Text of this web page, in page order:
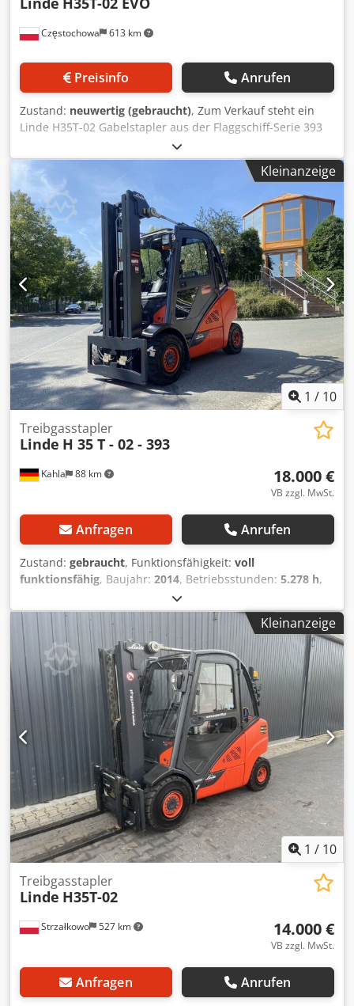
Częstochowa 613 km
Preisinfo Anrufen
Zustand: neuwertig (gebraucht), Zum Verkauf steht ein
Linde H35T-02 Gabelstapler aus der Flaggschiff-Serie 393
EVO. Das Modell aus dem Jahr 2015 vereint legendäre
Präzision mit modernem Energiemanagementsystem. Der
Stapler ist gepflegt und sofort einsatzbereit. - Tragkraft:
3500 kg - Antrieb: LPG - Baujahr: 2015 - Eigengewicht: 4725
kg - Mast: Duplex - Betriebsstunden: 16887,6 Dsdpfxjy
Nadbo Aa Iekr - Seitenschieber - Gabelpositionierer - LED-
Arbeitsbeleuchtung
Kleinanzeige
1 / 10
Kahla 88 km
Treibgasstapler
Linde H 35 T - 02 - 393
18.000 €
VB zzgl. MwSt.
Anfragen Anrufen
Zustand: gebraucht, Funktionsfähigkeit: voll
funktionsfähig, Baujahr: 2014, Betriebsstunden: 5.278 h,
, Hubhöhe:5.500 mm
Gas, Masttyp:Triplex, Bauhöhe:2.490 mm, Gabellänge:
1.200 mm
, Antriebsart: Treibgas
, Treibgasstapler ISO
Klasse: ISO Klasse 3 = 2.500 - 4.999 kg Masttyp: Triplex
Zustand Technisch: sehr gut Bereifung vorne Typ:
Superelastik Djdpfx Aeymtw Uea Ijkr Bereifung vorne
Zustand: 80 - 100% Bereifung hinten Typ: Superelastik
Bereifung hinten Zustand: 80 - 100% Beschreibung:
Werkstattgeprüft, neue UVV & Inspektion, neue Lackierung
3. Ventil, 4. Ventil, Arbeitsscheinwerfer hinten,
Arbeitsscheinwerfer vorn, Heizung, Vollkabine, CE
Zertifikat,
Kleinanzeige
1 / 10
Strzałkowo 527 km
Treibgasstapler
Linde H35T-02
14.000 €
VB zzgl. MwSt.
Anfragen Anrufen